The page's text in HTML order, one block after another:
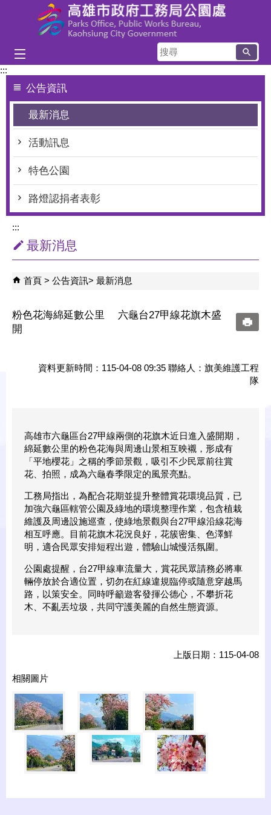
跳到主要內容區塊
搜
尋
:::
公告資訊
最新消息
活動訊息
特色公園
路燈認捐者表彰
:::
最新消息
首頁 公告資訊 最新消息
粉色花海綿延數公里 六龜台27甲線花旗木盛
開
資料更新時間：115-04-08 09:35 聯絡人：旗美維護工程
隊
高雄市六龜區台27甲線兩側的花旗木近日進入盛開期，
綿延數公里的粉色花海與周邊山景相互映襯，形成有
「平地櫻花」之稱的季節景觀，吸引不少民眾前往賞
花、拍照，成為六龜春季限定的風景亮點。
工務局指出，為配合花期並提升整體賞花環境品質，已
加強六龜區轄管公園及綠地的環境整理作業，包含植栽
維護及周邊設施巡查，使綠地景觀與台27甲線沿線花海
相互呼應。目前花旗木花況良好，花簇密集、色澤鮮
明，適合民眾安排短程出遊，體驗山城慢活氛圍。
公園處提醒，台27甲線車流量大，賞花民眾請務必將車
輛停放於合適位置，切勿在紅線違規臨停或隨意穿越馬
路，以策安全。同時呼籲遊客發揮公德心，不攀折花
木、不亂丟垃圾，共同守護美麗的自然生態資源。
上版日期：115-04-08
相關圖片